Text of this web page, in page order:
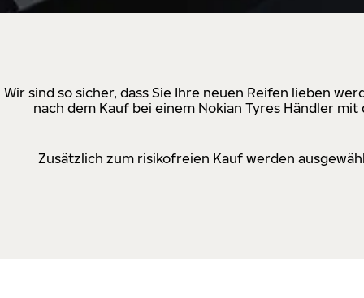
Wir sind so sicher, dass Sie Ihre neuen Reifen lieben
nach dem Kauf bei einem Nokian Tyres Händler
Zusätzlich zum risikofreien Kauf werden